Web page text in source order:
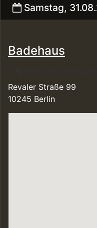
Samstag,
Badehaus
Revaler Straße 99
10245 Berlin